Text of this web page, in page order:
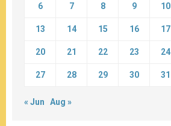
6 7 8 9 10
13 14 15 16 17
20 21 22 23 24
27 28 29 30 31
« Jun Aug »